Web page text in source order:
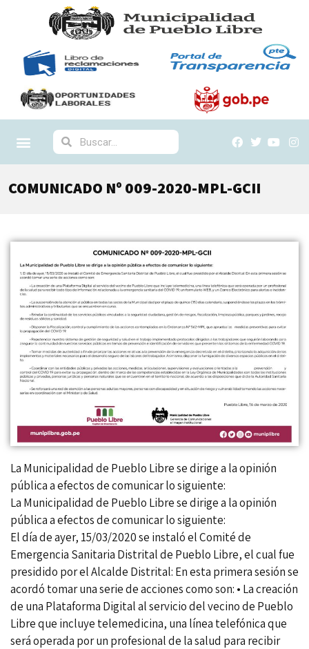
COMUNICADO Nº 009-2020-MPL-GCII
La Municipalidad de Pueblo Libre se dirige a la opinión
pública a efectos de comunicar lo siguiente:
La Municipalidad de Pueblo Libre se dirige a la opinión
pública a efectos de comunicar lo siguiente:
El día de ayer, 15/03/2020 se instaló el Comité de
Emergencia Sanitaria Distrital de Pueblo Libre, el cual fue
presidido por el Alcalde Distrital: En esta primera sesión se
acordó tomar una serie de acciones como son: • La creación
de una Plataforma Digital al servicio del vecino de Pueblo
Libre que incluye telemedicina, una línea telefónica que
será operada por un profesional de la salud para recibir